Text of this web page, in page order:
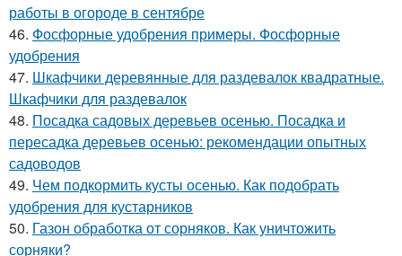
работы в огороде в сентябре
46. Фосфорные удобрения примеры. Фосфорные
удобрения
47. Шкафчики деревянные для раздевалок квадратные.
Шкафчики для раздевалок
48. Посадка садовых деревьев осенью. Посадка и
пересадка деревьев осенью: рекомендации опытных
садоводов
49. Чем подкормить кусты осенью. Как подобрать
удобрения для кустарников
50. Газон обработка от сорняков. Как уничтожить
сорняки?